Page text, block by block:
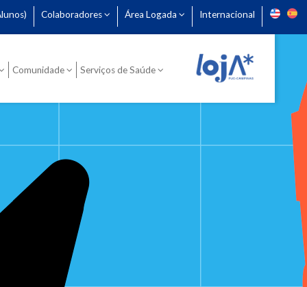
Colaboradores Área Logada Internacional
Comunidade Serviços de Saúde